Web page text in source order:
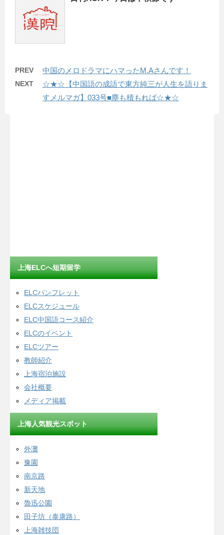
PREV 中国のメロドラマにハマったM.Aさんです！
NEXT
☆★☆【中国語の成語で東方純三が人生を語りま
すメルマガ】033号■塵も積もれば☆★☆
上海ELCへ短期留学
ELCパンフレット
ELCスケジュール
ELC中国語コース紹介
ELCのイベント
ELCツアー
教師紹介
上海宿泊施設
会社概要
メディア掲載
上海人気観光スポット
外灘
豫園
南京路
新天地
魯迅公園
田子坊（泰康路）
上海雑技団